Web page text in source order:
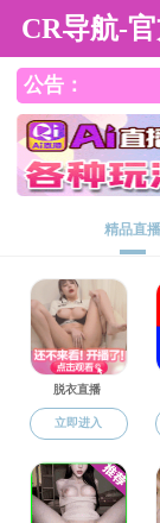
杏吧
杏吧